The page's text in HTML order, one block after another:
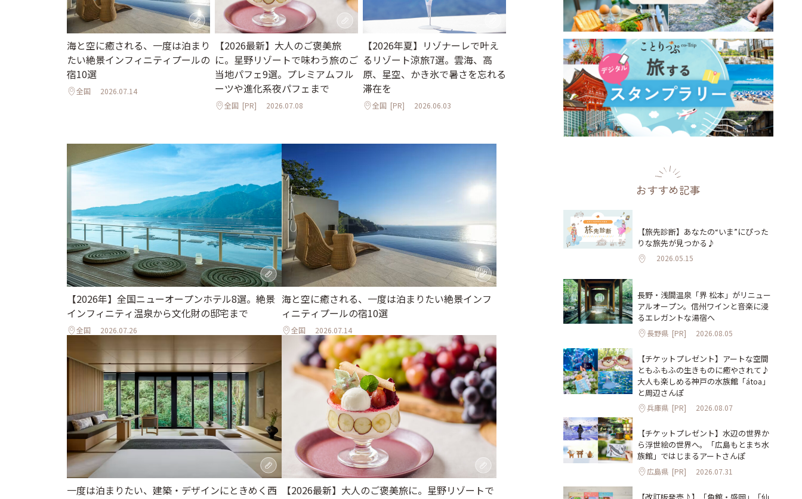
海と空に癒される、一度は泊まり
たい絶景インフィニティプールの
宿10選
全国 2026.07.14
【2026最新】大人のご褒美旅
に。星野リゾートで味わう旅のご
当地パフェ9選。プレミアムフル
ーツや進化系夜パフェまで
全国 [PR] 2026.07.08
【2026年夏】リゾナーレで叶え
るリゾート涼旅7選。雲海、高
原、星空、かき氷で暑さを忘れる
滞在を
全国 [PR] 2026.06.03
一度は泊まりたい、建築・デザイ
ンにときめく西日本の宿14選
2026.07.12
【2026年】全国ニューオープンホテル8選。絶景
インフィニティ温泉から文化財の邸宅まで
全国 2026.07.26
海と空に癒される、一度は泊まりたい絶景インフ
ィニティプールの宿10選
全国 2026.07.14
一度は泊まりたい、建築・デザインにときめく西
【2026最新】大人のご褒美旅に。星野リゾートで
おすすめ記事
【旅先診断】あなたの“いま”にぴった
りな旅先が見つかる♪
2026.05.15
長野・浅間温泉「界 松本」がリニュー
アルオープン。信州ワインと音楽に浸
るエレガントな湯宿へ
長野県 [PR] 2026.08.05
【チケットプレゼント】アートな空間
ともふもふの生きものに癒やされて♪
大人も楽しめる神戸の水族館「átoa」
と周辺さんぽ
兵庫県 [PR] 2026.08.07
【チケットプレゼント】水辺の世界か
ら浮世絵の世界へ。「広島もとまち水
族館」ではじまるアートさんぽ
広島県 [PR] 2026.07.31
【改訂版発売♪】「角館・盛岡」「仙